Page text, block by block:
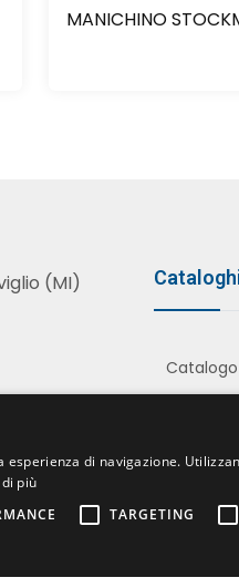
MANICHINO
(MI)
Uncinelli
di navigazione.
più
TARGETING